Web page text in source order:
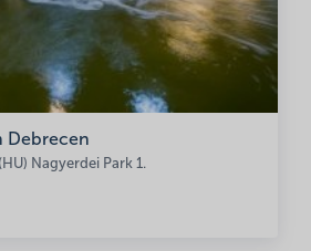
website in this browser for the next
Debrecen
Nagyerdei Park 1.